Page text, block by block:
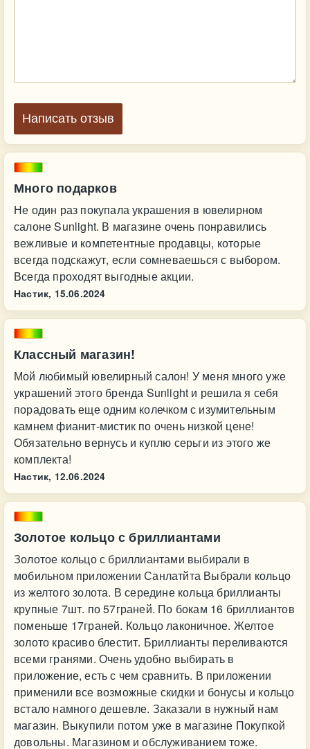
Много подарков
Не один раз покупала украшения в ювелирном
салоне Sunlight. В магазине очень понравились
вежливые и компетентные продавцы, которые
всегда подскажут, если сомневаешься с выбором.
Всегда проходят выгодные акции.
Настик, 15.06.2024
Классный магазин!
Мой любимый ювелирный салон! У меня много уже
украшений этого бренда Sunlight и решила я себя
порадовать еще одним колечком с изумительным
камнем фианит-мистик по очень низкой цене!
Обязательно вернусь и куплю серьги из этого же
комплекта!
Настик, 12.06.2024
Золотое кольцо с бриллиантами
Золотое кольцо с бриллиантами выбирали в
мобильном приложении Санлатйта Выбрали кольцо
из желтого золота. В середине кольца бриллианты
крупные 7шт. по 57граней. По бокам 16 бриллиантов
поменьше 17граней. Кольцо лаконичное. Желтое
золото красиво блестит. Бриллианты переливаются
всеми гранями. Очень удобно выбирать в
приложение, есть с чем сравнить. В приложении
применили все возможные скидки и бонусы и кольцо
встало намного дешевле. Заказали в нужный нам
магазин. Выкупили потом уже в магазине Покупкой
довольны. Магазином и обслуживанием тоже.
Написать отзыв